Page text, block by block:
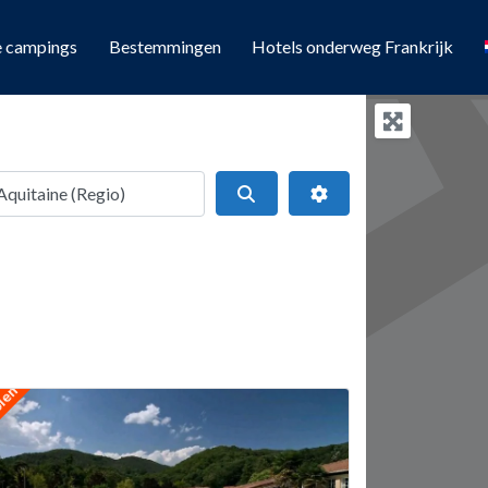
campings Bestemmingen Hotels onderweg Frankrijk
Geavanceerde filters